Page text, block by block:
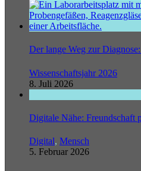
Der lange Weg zur
Wissenschaftsjahr 2026
8. Juli 2026
Digitale Nähe: Freundschaft
Digital, Mensch
5. Februar 2026